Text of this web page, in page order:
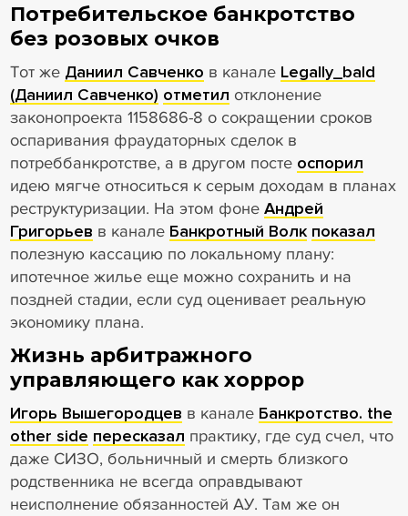
Потребительское банкротство
без розовых очков
Тот же Даниил Савченко в канале Legally_bald
(Даниил Савченко) отметил отклонение
законопроекта 1158686-8 о сокращении сроков
оспаривания фраудаторных сделок в
потреббанкротстве, а в другом посте оспорил
идею мягче относиться к серым доходам в планах
реструктуризации. На этом фоне Андрей
Григорьев в канале Банкротный Волк показал
полезную кассацию по локальному плану:
ипотечное жилье еще можно сохранить и на
поздней стадии, если суд оценивает реальную
экономику плана.
Жизнь арбитражного
управляющего как хоррор
Игорь Вышегородцев в канале Банкротство. the
other side пересказал практику, где суд счел, что
даже СИЗО, больничный и смерть близкого
родственника не всегда оправдывают
неисполнение обязанностей АУ. Там же он